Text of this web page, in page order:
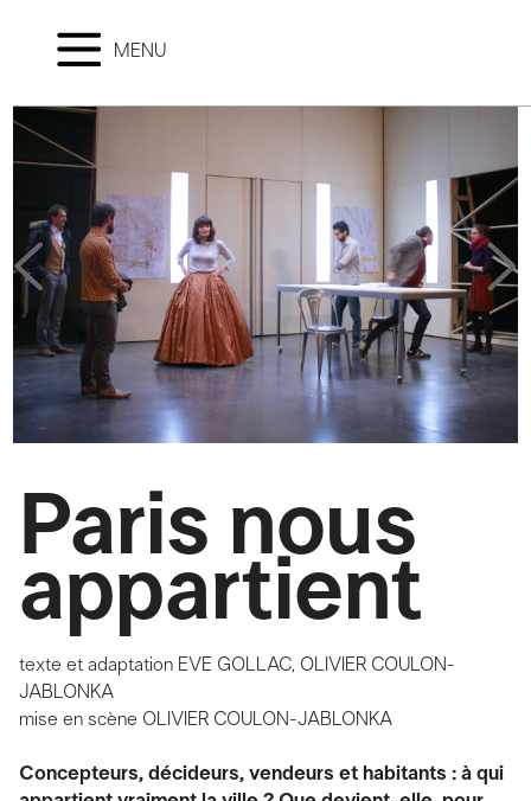
MENU
Paris nous
appartient
texte et adaptation EVE GOLLAC, OLIVIER COULON-
JABLONKA
mise en scène OLIVIER COULON-JABLONKA
Concepteurs, décideurs, vendeurs et habitants : à qui